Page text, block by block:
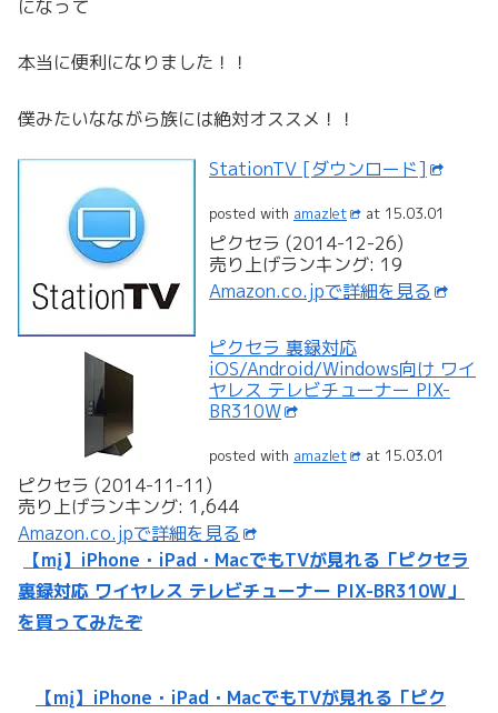
になって
本当に便利になりました！！
僕みたいなながら族には絶対オススメ！！
StationTV [ダウンロード]
posted with amazlet at 15.03.01
ピクセラ (2014-12-26)
売り上げランキング: 19
Amazon.co.jpで詳細を見る
ピクセラ 裏録対応
iOS/Android/Windows向け ワイ
ヤレス テレビチューナー PIX-
BR310W
posted with amazlet at 15.03.01
ピクセラ (2014-11-11)
売り上げランキング: 1,644
Amazon.co.jpで詳細を見る
【mį】iPhone・iPad・MacでもTVが見れる「ピクセラ
裏録対応 ワイヤレス テレビチューナー PIX-BR310W」
を買ってみたぞ
【mį】iPhone・iPad・MacでもTVが見れる「ピク